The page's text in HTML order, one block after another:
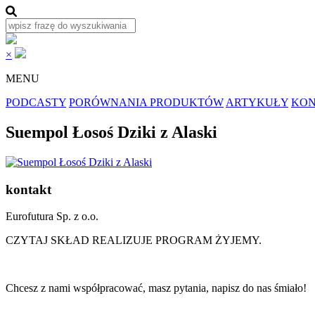
×
MENU
PODCASTY PORÓWNANIA PRODUKTÓW ARTYKUŁY
Suempol Łosoś Dziki z Alaski
kontakt
Eurofutura Sp. z o.o.
CZYTAJ SKŁAD REALIZUJE PROGRAM ŻYJEMY.
Chcesz z nami współpracować, masz pytania, napisz do nas śmiało!